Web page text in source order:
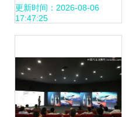
示墙到签到设计的
更新时间：2026-08-06
17:47:25